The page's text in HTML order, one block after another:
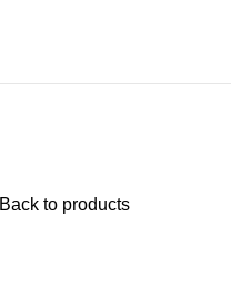
Back to products